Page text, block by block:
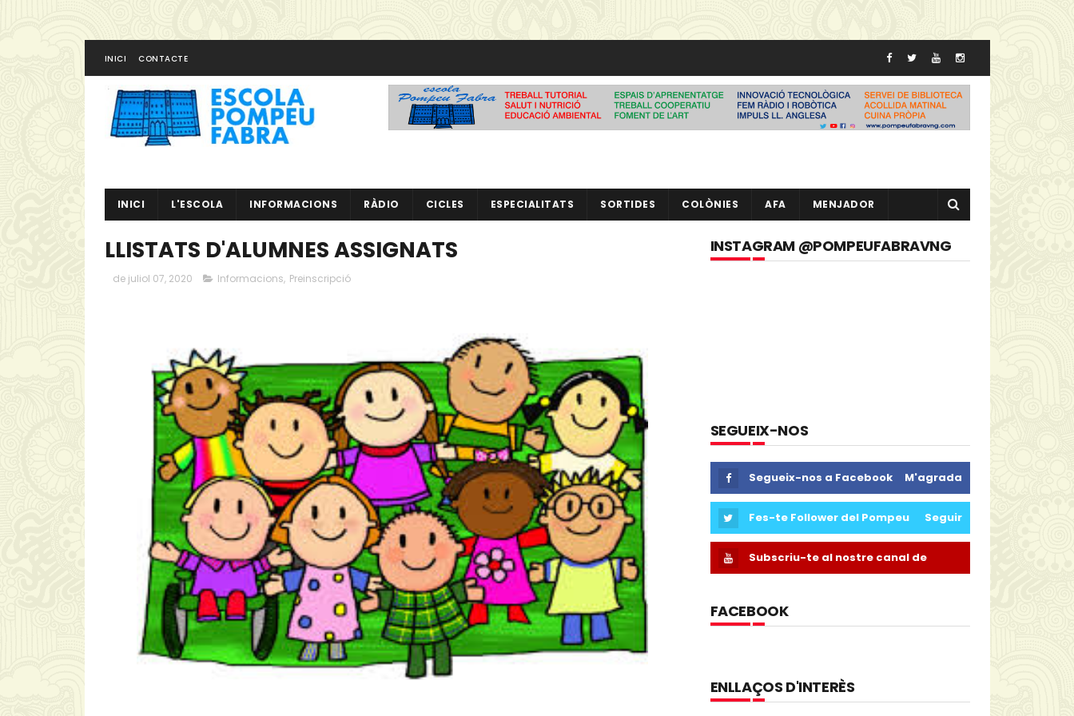
INICI CONTACTE
INICI L'ESCOLA INFORMACIONS RÀDIO CICLES ESPECIALITATS SORTIDES COLÒNIES AFA MENJADOR
LLISTATS D'ALUMNES ASSIGNATS
de juliol 07, 2020 Informacions, Preinscripció
INSTAGRAM @POMPEUFABRAVNG
SEGUEIX-NOS
Segueix-nos a Facebook M'agrada
Fes-te Follower del Pompeu Seguir
Subscriu-te al nostre canal de
FACEBOOK
ENLLAÇOS D'INTERÈS